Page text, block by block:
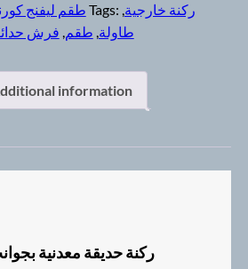
طقم ليفنج Tags: ركنة خارجية,
طاولة, طقم, فرش
information
ركنة حديقة معدنية